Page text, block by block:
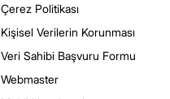
Çerez Politikası
Kişisel Verilerin Korunması
Veri Sahibi Başvuru Formu
Webmaster